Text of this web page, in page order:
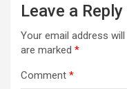
Leave a Reply
Your email address
are marked *
Comment *